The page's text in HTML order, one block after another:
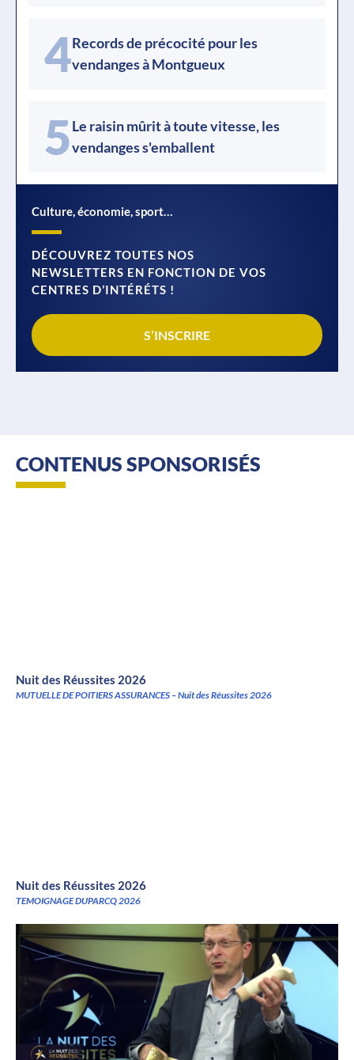
4Records de précocité pour les
vendanges à Montgueux
5Le raisin mûrit à toute vitesse, les
vendanges s'emballent
Culture, économie, sport…
DÉCOUVREZ TOUTES NOS
NEWSLETTERS EN FONCTION DE VOS
CENTRES D’INTÉRÉTS !
S’INSCRIRE
CONTENUS SPONSORISÉS
Nuit des Réussites 2026
MUTUELLE DE POITIERS ASSURANCES – Nuit des Réussites 2026
Nuit des Réussites 2026
TEMOIGNAGE DUPARCQ 2026